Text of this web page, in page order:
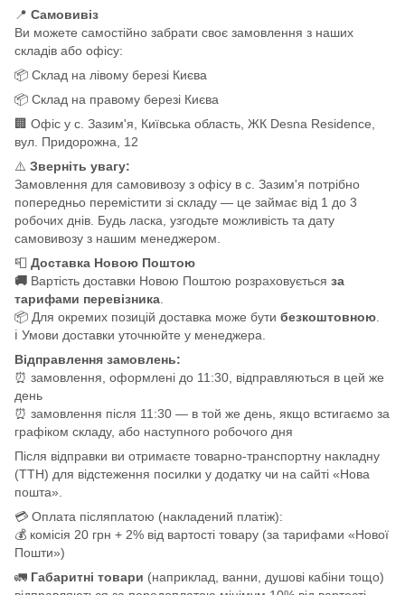
📍 Самовивіз
Ви можете самостійно забрати своє замовлення з наших
складів або офісу:
📦 Склад на лівому березі Києва
📦 Склад на правому березі Києва
🏢 Офіс у с. Зазим'я, Київська область, ЖК Desna Residence,
вул. Придорожна, 12
⚠️ Зверніть увагу:
Замовлення для самовивозу з офісу в с. Зазим'я потрібно
попередньо перемістити зі складу — це займає від 1 до 3
робочих днів. Будь ласка, узгодьте можливість та дату
самовивозу з нашим менеджером.
📮 Доставка Новою Поштою
🚚 Вартість доставки Новою Поштою розраховується за
тарифами перевізника
📦 Для окремих позицій доставка може бути безкоштовною
ℹ️ Умови доставки уточнюйте у менеджера.
Відправлення замовлень:
⏰ замовлення, оформлені до 11:30, відправляються в цей же
день
⏰ замовлення після 11:30 — в той же день, якщо встигаємо за
графіком складу, або наступного робочого дня
Після відправки ви отримаєте товарно-транспортну накладну
(ТТН) для відстеження посилки у додатку чи на сайті «Нова
пошта».
💳 Оплата післяплатою (накладений платіж):
💰 комісія 20 грн + 2% від вартості товару (за тарифами «Нової
Пошти»)
🚛 Габаритні товари (наприклад, ванни, душові кабіни тощо)